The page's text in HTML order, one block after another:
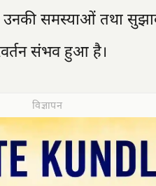
उनकी समस्याओं तथा
संभव हुआ है।
विज्ञापन